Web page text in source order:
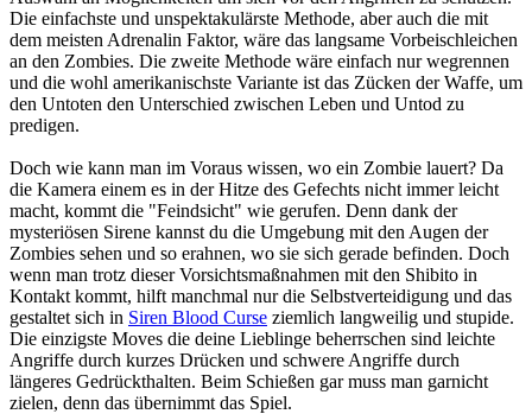
Die einfachste und unspektakulärste Methode, aber auch die mit
dem meisten Adrenalin Faktor, wäre das langsame Vorbeischleichen
an den Zombies. Die zweite Methode wäre einfach nur wegrennen
und die wohl amerikanischste Variante ist das Zücken der Waffe, um
den Untoten den Unterschied zwischen Leben und Untod zu
predigen.
Doch wie kann man im Voraus wissen, wo ein Zombie lauert? Da
die Kamera einem es in der Hitze des Gefechts nicht immer leicht
macht, kommt die "Feindsicht" wie gerufen. Denn dank der
mysteriösen Sirene kannst du die Umgebung mit den Augen der
Zombies sehen und so erahnen, wo sie sich gerade befinden. Doch
wenn man trotz dieser Vorsichtsmaßnahmen mit den Shibito in
Kontakt kommt, hilft manchmal nur die Selbstverteidigung und das
gestaltet sich in Siren Blood Curse ziemlich langweilig und stupide.
Die einzigste Moves die deine Lieblinge beherrschen sind leichte
Angriffe durch kurzes Drücken und schwere Angriffe durch
längeres Gedrückthalten. Beim Schießen gar muss man garnicht
zielen, denn das übernimmt das Spiel.